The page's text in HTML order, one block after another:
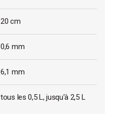
20 cm
0,6 mm
6,1 mm
tous les 0,5 L, jusqu'à 2,5 L